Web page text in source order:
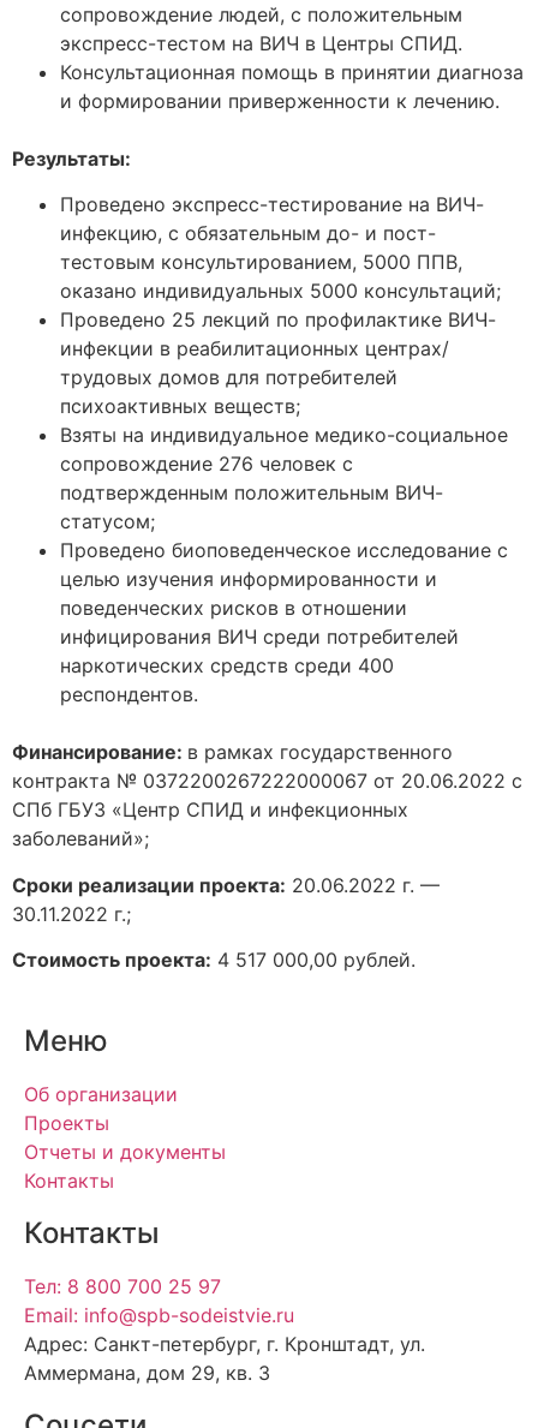
сопровождение людей, с положительным
экспресс-тестом на ВИЧ в Центры СПИД.
Консультационная помощь в принятии диагноза
и формировании приверженности к лечению.
Результаты:
Проведено экспресс-тестирование на ВИЧ-
инфекцию, с обязательным до- и пост-
тестовым консультированием, 5000 ППВ,
оказано индивидуальных 5000 консультаций;
Проведено 25 лекций по профилактике ВИЧ-
инфекции в реабилитационных центрах/
трудовых домов для потребителей
психоактивных веществ;
Взяты на индивидуальное медико-социальное
сопровождение 276 человек с
подтвержденным положительным ВИЧ-
статусом;
Проведено биоповеденческое исследование с
целью изучения информированности и
поведенческих рисков в отношении
инфицирования ВИЧ среди потребителей
наркотических средств среди 400
респондентов.
Финансирование: в рамках государственного
контракта № 0372200267222000067 от 20.06.2022 с
СПб ГБУЗ «Центр СПИД и инфекционных
заболеваний»;
Сроки реализации проекта: 20.06.2022 г. —
30.11.2022 г.;
Стоимость проекта: 4 517 000,00 рублей.
Меню
Об организации
Проекты
Отчеты и документы
Контакты
Контакты
Тел: 8 800 700 25 97
Email: info@spb-sodeistvie.ru
Адрес: Санкт-петербург, г. Кронштадт, ул.
Аммермана, дом 29, кв. 3